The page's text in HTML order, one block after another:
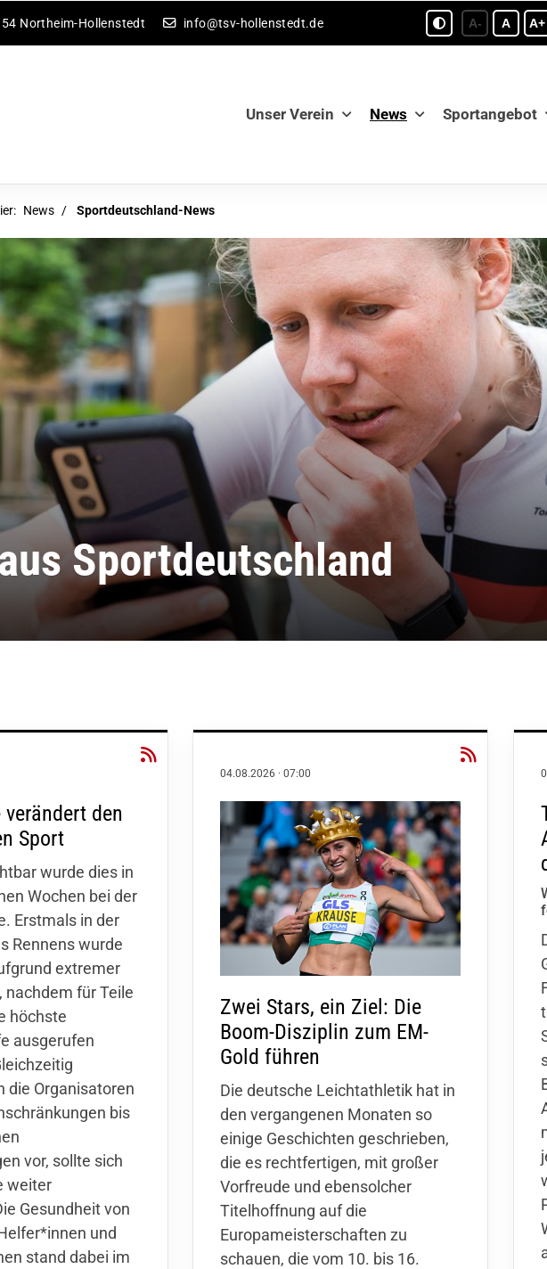
Northeim-Hollenstedt info@tsv-hollenstedt.de A- A A+
Unser Verein News Sportangebot
News Sportdeutschland-News
Sportdeutschland
den
Sport
wurde dies in
Wochen bei der
Erstmals in der
Rennens wurde
extremer
nachdem für Teile
höchste
ausgerufen
die Organisatoren
bis
vor, sollte sich
weiter
Gesundheit von
und
stand dabei im
04.08.2026 · 07:00
Zwei Stars, ein Ziel: Die
Boom-Disziplin zum EM-
Gold führen
Die deutsche Leichtathletik hat in
den vergangenen Monaten so
einige Geschichten geschrieben,
die es rechtfertigen, mit großer
Vorfreude und ebensolcher
Titelhoffnung auf die
Europameisterschaften zu
schauen, die vom 10. bis 16.
Verein
TSV Sporthaus
Sportanlage
Sportangebote finden
Trainingszeiten
Abteilungen